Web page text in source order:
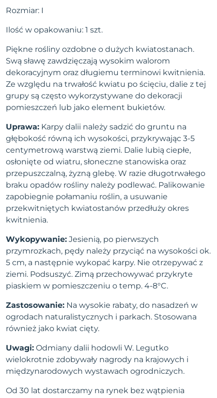
Rozmiar: I
Ilość w opakowaniu: 1 szt.
Piękne rośliny ozdobne o dużych kwiatostanach.
Swą sławę zawdzięczają wysokim walorom
dekoracyjnym oraz długiemu terminowi kwitnienia.
Ze względu na trwałość kwiatu po ścięciu, dalie z tej
grupy są często wykorzystywane do dekoracji
pomieszczeń lub jako element bukietów.
Uprawa: Karpy dalii należy sadzić do gruntu na
głębokość równą ich wysokości, przykrywając 3-5
centymetrową warstwą ziemi. Dalie lubią ciepłe,
osłonięte od wiatru, słoneczne stanowiska oraz
przepuszczalną, żyzną glebę. W razie długotrwałego
braku opadów rośliny należy podlewać. Palikowanie
zapobiegnie połamaniu roślin, a usuwanie
przekwitniętych kwiatostanów przedłuży okres
kwitnienia.
Wykopywanie: Jesienią, po pierwszych
przymrozkach, pędy należy przyciąć na wysokości ok.
5 cm, a następnie wykopać karpy. Nie otrzepywać z
ziemi. Podsuszyć. Zimą przechowywać przykryte
piaskiem w pomieszczeniu o temp. 4-8°C.
Zastosowanie: Na wysokie rabaty, do nasadzeń w
ogrodach naturalistycznych i parkach. Stosowana
również jako kwiat cięty.
Uwagi: Odmiany dalii hodowli W. Legutko
wielokrotnie zdobywały nagrody na krajowych i
międzynarodowych wystawach ogrodniczych.
Od 30 lat dostarczamy na rynek bez wątpienia